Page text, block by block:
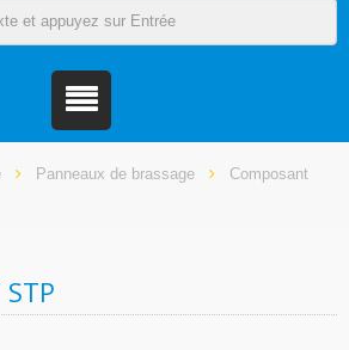
Panneaux de brassage
Composant